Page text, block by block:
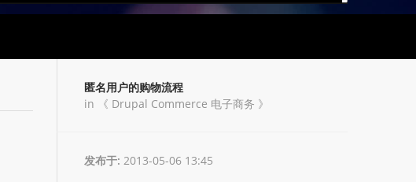
匿名用户的购物流程
in 《 Drupal Commerce 电子商务 》
发布于: 2013-05-06 13:45